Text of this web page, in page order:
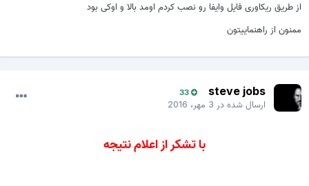
از طریق ریکاوری فایل وایفا رو نصب کردم اومد بالا و اوکی بود
ممنون از راهنماییتون
steve jobs
33
ارسال شده در3 مهر، 2016
با تشکر از اعلام نتیجه